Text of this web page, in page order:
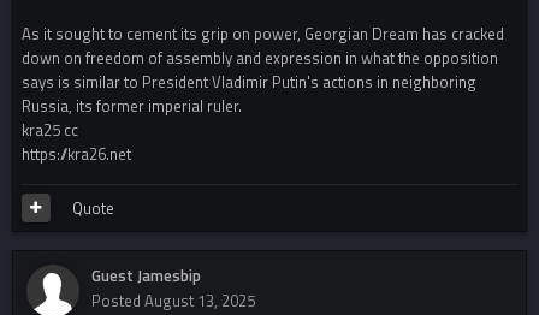
As it sought to cement its grip on power, Georgian Dream has cracked
down on freedom of assembly and expression in what the opposition
says is similar to President Vladimir Putin's actions in neighboring
Russia, its former imperial ruler.
kra25 cc
https://kra26.net
Quote
Guest Jamesbip
Posted August 13, 2025